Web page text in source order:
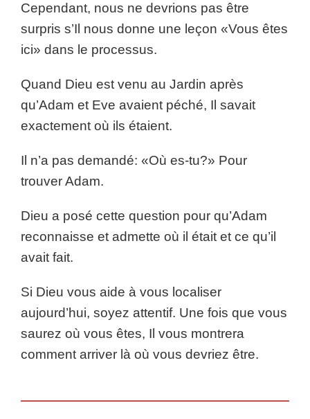
Cependant, nous ne devrions pas être
surpris s’Il nous donne une leçon «Vous êtes
ici» dans le processus.
Quand Dieu est venu au Jardin après
qu’Adam et Eve avaient péché, Il savait
exactement où ils étaient.
Il n’a pas demandé: «Où es-tu?» Pour
trouver Adam.
Dieu a posé cette question pour qu’Adam
reconnaisse et admette où il était et ce qu’il
avait fait.
Si Dieu vous aide à vous localiser
aujourd’hui, soyez attentif. Une fois que vous
saurez où vous êtes, Il vous montrera
comment arriver là où vous devriez être.